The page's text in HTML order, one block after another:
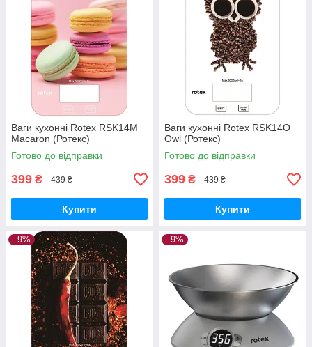
Ваги кухонні Rotex RSK14M
Macaron (Ротекс)
Готово до відправки
399 ₴ 439 ₴
Купити
Ваги кухонні Rotex RSK14O
Owl (Ротекс)
Готово до відправки
399 ₴ 439 ₴
Купити
–9% –9%